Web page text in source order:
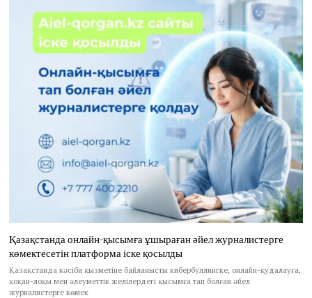
Қазақстанда онлайн-қысымға ұшыраған әйел журналистерге
көмектесетін платформа іске қосылды
Қазақстанда кәсіби қызметіне байланысты кибербуллингке, онлайн-қудалауға,
қоқан-лоқы мен әлеуметтік желілердегі қысымға тап болған әйел
журналистерге көмек